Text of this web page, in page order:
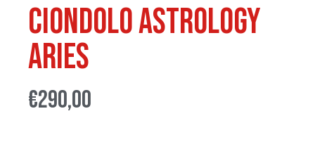
Ciondolo Astrology
Aries
€290,00